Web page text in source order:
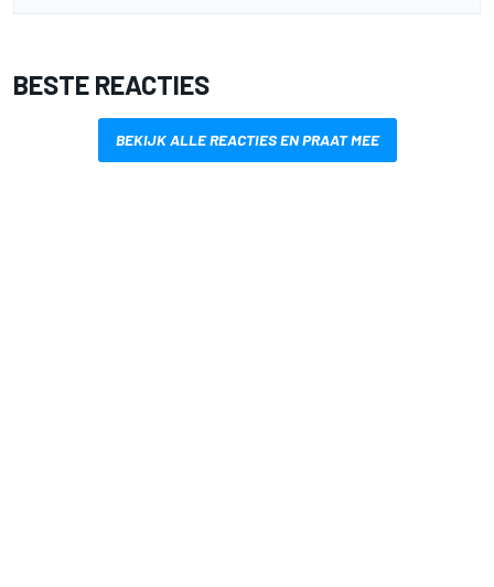
BESTE REACTIES
BEKIJK ALLE REACTIES EN PRAAT MEE